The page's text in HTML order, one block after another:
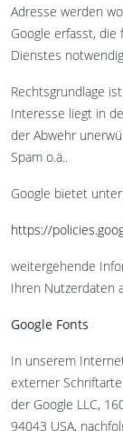
Adresse werden
Google erfasst,
Dienstes
Rechtsgrundlage
Interesse liegt in
der Abwehr
Spam o.ä..
Google bietet unter
https://
weitergehende
Ihren Nutzerdaten
Google Fonts
In unserem
externer
der Google LLC,
94043 USA,